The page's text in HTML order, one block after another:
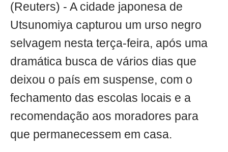
(Reuters) - A cidade japonesa de
Utsunomiya capturou um urso negro
selvagem nesta terça-feira, após uma
dramática busca de vários dias que
deixou o país em suspense, com o
fechamento das escolas locais e a
recomendação aos moradores para
que permanecessem em casa.